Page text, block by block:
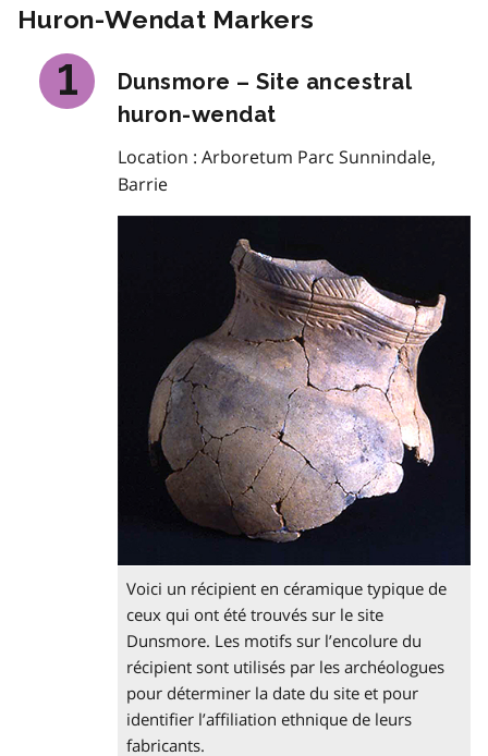
Huron-Wendat Markers
Dunsmore – Site ancestral
huron-wendat
Location : Arboretum Parc Sunnindale,
Barrie
Voici un récipient en céramique typique de
ceux qui ont été trouvés sur le site
Dunsmore. Les motifs sur l’encolure du
récipient sont utilisés par les archéologues
pour déterminer la date du site et pour
identifier l’affiliation ethnique de leurs
fabricants.